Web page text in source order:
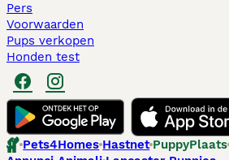
Pers
Voorwaarden
Pups verkopen
Honden test
Pets4Homes Hastnet PuppyPlaats